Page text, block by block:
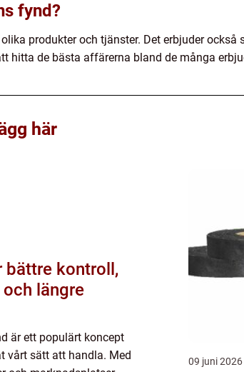
fynd?
produkter och tjänster. Det erbjuder också
hitta de bästa affärerna bland de många
här
bättre kontroll,
längre
är ett populärt koncept
vårt sätt att handla. Med
09 juni 2026